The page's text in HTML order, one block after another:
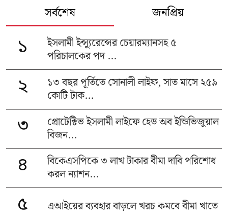
সর্বশেষ জনপ্রিয়
১
ইসলামী ইন্স্যুরেন্সের চেয়ারম্যানসহ ৫
পরিচালকের পদ ...
২
১৩ বছর পূর্তিতে সোনালী লাইফ, সাত মাসে ২৫৯
কোটি টাক...
৩
প্রোটেক্টিভ ইসলামী লাইফে হেড অব ইন্ডিভিজুয়াল
বিজন...
৪
বিকেএসপিকে ৩ লাখ টাকার বীমা দাবি পরিশোধ
করল ন্যাশন...
৫ এআইয়ের ব্যবহার বাড়লে খরচ কমবে বীমা খাতে